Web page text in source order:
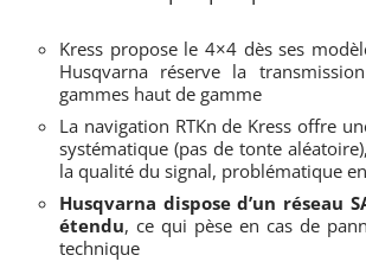
Kress propose le 4×4 dès ses
Husqvarna réserve la
gammes haut de gamme
La navigation RTKn de Kress offre
systématique (pas de tonte
la qualité du signal, problématique
Husqvarna dispose d’un réseau
étendu, ce qui pèse en cas de
technique